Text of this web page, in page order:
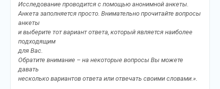
Исследование проводится с помощью анонимной анкеты.
Анкета заполняется просто. Внимательно прочитайте вопросы
анкеты
и выберите тот вариант ответа, который является наиболее
подходящим
для Вас.
Обратите внимание – на некоторые вопросы Вы можете
давать
несколько вариантов ответа или отвечать своими словами.».